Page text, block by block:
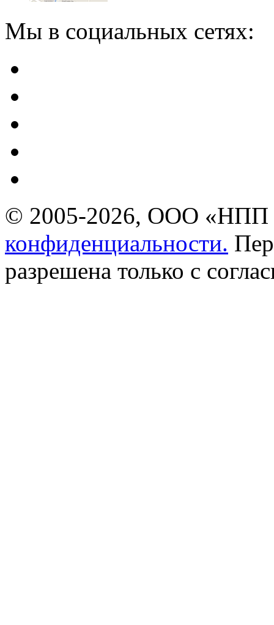
Мы в социальных сетях:
© 2005-2026, ООО «НПП
конфиденциальности.
разрешена только с